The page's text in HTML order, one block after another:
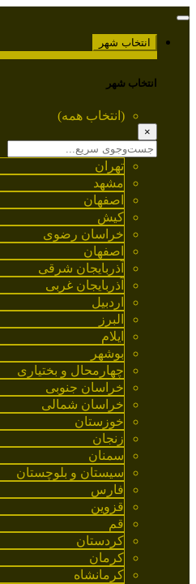
انتخاب شهر
انتخاب شهر
(انتخاب همه)
×
تهران
مشهد
اصفهان
کیش
خراسان رضوی
اصفهان
آذربایجان شرقی
آذربایجان غربی
اردبیل
البرز
ایلام
بوشهر
چهارمحال و بختیاری
خراسان جنوبی
خراسان شمالی
خوزستان
زنجان
سمنان
سیستان و بلوچستان
فارس
قزوین
قم
کردستان
کرمان
کرمانشاه